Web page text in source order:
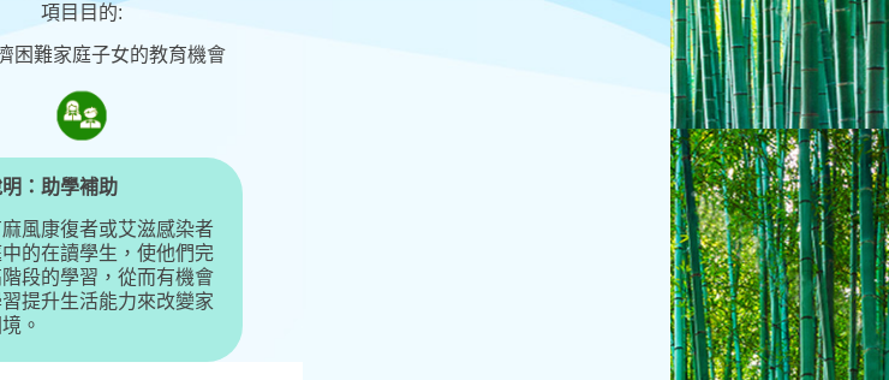
項目目的:
困難家庭子女的教育機會
： 助學補助
風康復者或艾滋感染者
的在讀學生，使他們完
段的學習，從而有機會
提升生活能力來改變家
。